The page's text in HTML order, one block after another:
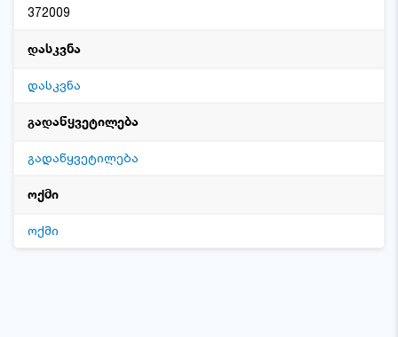
372009
დასკვნა
დასკვნა
გადაწყვეტილება
გადაწყვეტილება
ოქმი
ოქმი